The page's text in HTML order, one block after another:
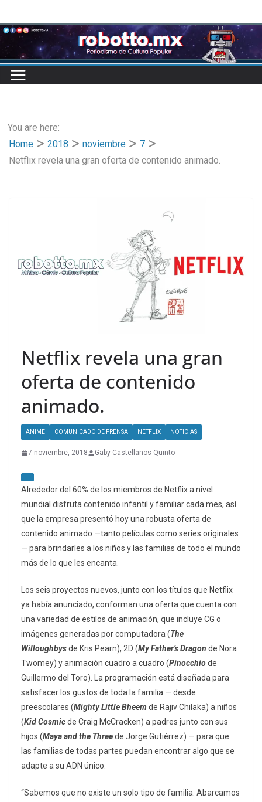
to
content
You are here:
Home
2018 noviembre
7
Netflix revela una gran oferta de contenido animado.
Netflix revela una gran
oferta de contenido
animado.
ANIME COMUNICADO DE PRENSA NETFLIX NOTICIAS
7 noviembre, 2018 Gaby Castellanos Quinto
Alrededor del 60% de los miembros de Netflix a nivel
mundial disfruta contenido infantil y familiar cada mes, así
que la empresa presentó hoy una robusta oferta de
contenido animado —tanto películas como series originales
— para brindarles a los niños y las familias de todo el mundo
más de lo que les encanta.
Los seis proyectos nuevos, junto con los títulos que Netflix
ya había anunciado, conforman una oferta que cuenta con
una variedad de estilos de animación, que incluye CG o
imágenes generadas por computadora (The
Willoughbysde Kris Pearn), 2D (My Father’s Dragon de Nora
Twomey) y animación cuadro a cuadro (Pinocchiode
Guillermo del Toro). La programación está diseñada para
satisfacer los gustos de toda la familia — desde
preescolares (Mighty Little Bheem de Rajiv Chilaka) a niños
(Kid Cosmicde Craig McCracken) a padres junto con sus
hijos (Maya and the Threede Jorge Gutiérrez) — para que
las familias de todas partes puedan encontrar algo que se
adapte a su ADN único.
“Sabemos que no existe un solo tipo de familia. Abarcamos